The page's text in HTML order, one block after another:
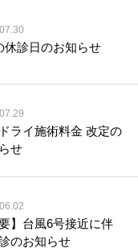
休診日のお知らせ
ライ施術料金 改定の
せ
要】台風6号接近に伴
のお知らせ